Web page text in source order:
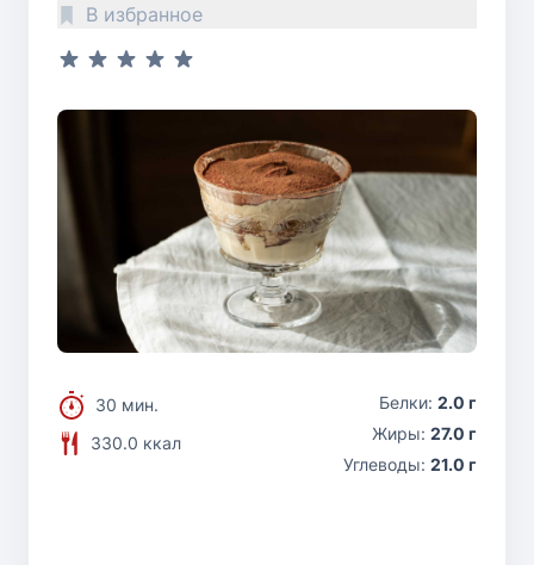
В избранное
30 мин.
330.0 ккал
Белки: 2.0 г
Жиры: 27.0 г
Углеводы: 21.0 г